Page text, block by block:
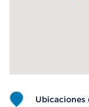
Ubicaciones